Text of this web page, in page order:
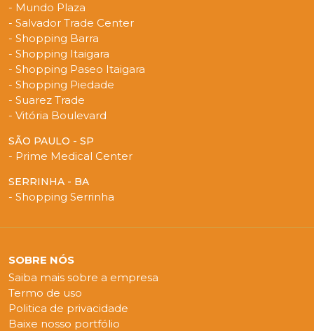
- Mundo Plaza
- Salvador Trade Center
- Shopping Barra
- Shopping Itaigara
- Shopping Paseo Itaigara
- Shopping Piedade
- Suarez Trade
- Vitória Boulevard
SÃO PAULO - SP
- Prime Medical Center
SERRINHA - BA
- Shopping Serrinha
SOBRE NÓS
Saiba mais sobre a empresa
Termo de uso
Politica de privacidade
Baixe nosso portfólio